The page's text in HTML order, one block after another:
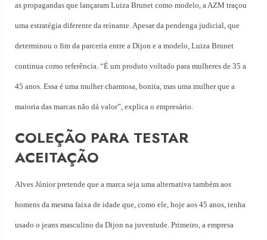
as propagandas que lançaram Luiza Brunet como modelo, a AZM traçou
uma estratégia diferente da reinante. Apesar da pendenga judicial, que
determinou o fim da parceria entre a Dijon e a modelo, Luiza Brunet
continua como referência. “É um produto voltado para mulheres de 35 a
45 anos. Essa é uma mulher charmosa, bonita, mas uma mulher que a
maioria das marcas não dá valor”, explica o empresário.
COLEÇÃO PARA TESTAR
ACEITAÇÃO
Alves Júnior pretende que a marca seja uma alternativa também aos
homens da mesma faixa de idade que, como ele, hoje aos 45 anos, tenha
usado o jeans masculino da Dijon na juventude. Primeiro, a empresa